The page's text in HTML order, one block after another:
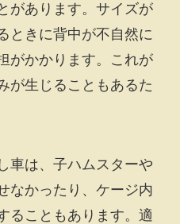
があります。サイズが
ときに背中が不自然に
がかかります。これが
が生じることもあるた
車は、子ハムスターや
なかったり、ケージ内
ることもあります。適